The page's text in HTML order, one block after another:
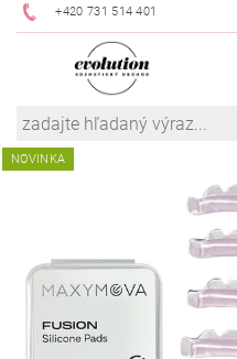
+420 731 514 401
NOVINKA